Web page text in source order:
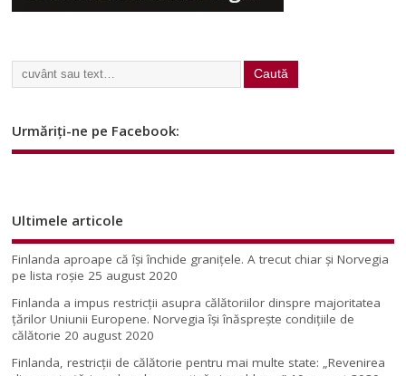
Urmăriți-ne pe Facebook:
Ultimele articole
Finlanda aproape că își închide granițele. A trecut chiar și Norvegia
pe lista roșie 25 august 2020
Finlanda a impus restricţii asupra călătoriilor dinspre majoritatea
ţărilor Uniunii Europene. Norvegia își înăsprește condițiile de
călătorie 20 august 2020
Finlanda, restricţii de călătorie pentru mai multe state: „Revenirea